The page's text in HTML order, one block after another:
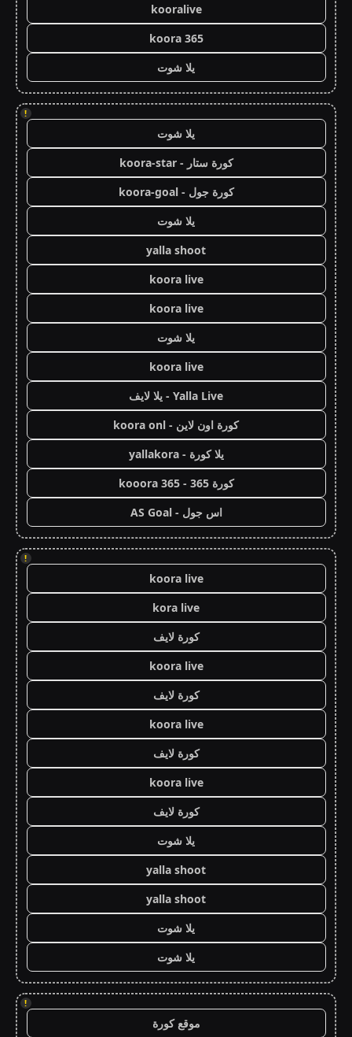
kooralive
koora 365
يلا شوت
!
يلا شوت
كورة ستار - koora-star
كورة جول - koora-goal
يلا شوت
yalla shoot
koora live
koora live
يلا شوت
koora live
Yalla Live - يلا لايف
كورة اون لاين - koora onl
يلا كورة - yallakora
كورة 365 - kooora 365
اس جول - AS Goal
!
koora live
kora live
كورة لايف
koora live
كورة لايف
koora live
كورة لايف
koora live
كورة لايف
يلا شوت
yalla shoot
yalla shoot
يلا شوت
يلا شوت
!
موقع كورة